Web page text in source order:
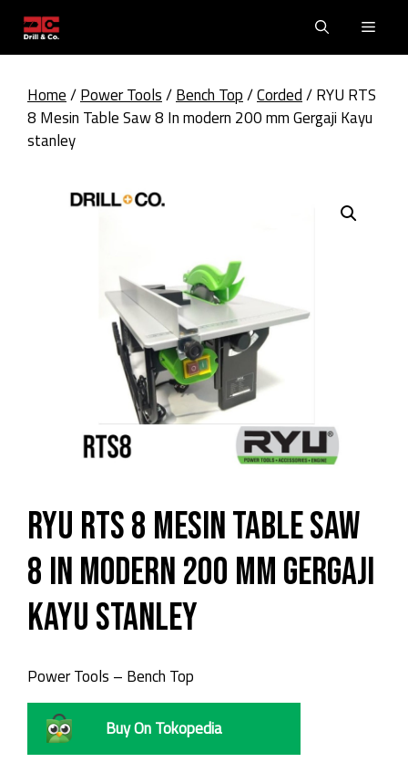
content
Home/Power Tools/Bench Top/Corded/ RYU RTS
8 Mesin Table Saw 8 In modern 200 mm Gergaji Kayu
stanley
RYU RTS 8 Mesin Table Saw
8 In modern 200 mm Gergaji
Kayu stanley
Power Tools – Bench Top
Buy On Tokopedia